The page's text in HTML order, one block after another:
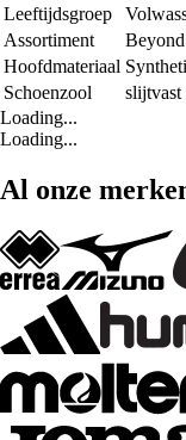
Leeftijdsgroep
Assortiment
Hoofdmateriaal
Schoenzool
slijtvast
Loading...
Loading...
Al onze